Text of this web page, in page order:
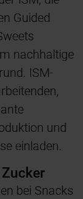
Guided
nachhaltige
ISM-
und
einladen.
bei Snacks